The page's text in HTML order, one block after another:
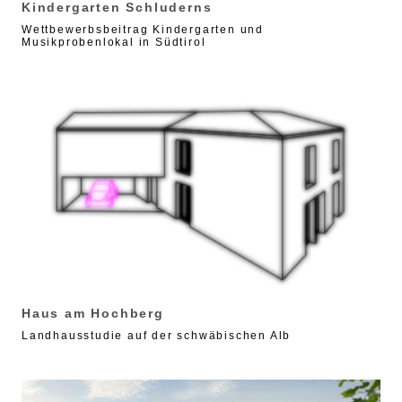
Kindergarten Schluderns
Wettbewerbsbeitrag Kindergarten und
Musikprobenlokal in Südtirol
Haus am Hochberg
Landhausstudie auf der schwäbischen Alb